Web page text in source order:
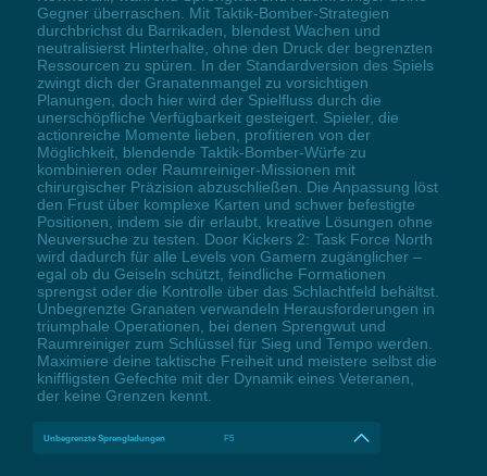
Gegner überraschen. Mit Taktik-Bomber-Strategien
durchbrichst du Barrikaden, blendest Wachen und
neutralisierst Hinterhalte, ohne den Druck der begrenzten
Ressourcen zu spüren. In der Standardversion des Spiels
zwingt dich der Granatenmangel zu vorsichtigen
Planungen, doch hier wird der Spielfluss durch die
unerschöpfliche Verfügbarkeit gesteigert. Spieler, die
actionreiche Momente lieben, profitieren von der
Möglichkeit, blendende Taktik-Bomber-Würfe zu
kombinieren oder Raumreiniger-Missionen mit
chirurgischer Präzision abzuschließen. Die Anpassung löst
den Frust über komplexe Karten und schwer befestigte
Positionen, indem sie dir erlaubt, kreative Lösungen ohne
Neuversuche zu testen. Door Kickers 2: Task Force North
wird dadurch für alle Levels von Gamern zugänglicher –
egal ob du Geiseln schützt, feindliche Formationen
sprengst oder die Kontrolle über das Schlachtfeld behältst.
Unbegrenzte Granaten verwandeln Herausforderungen in
triumphale Operationen, bei denen Sprengwut und
Raumreiniger zum Schlüssel für Sieg und Tempo werden.
Maximiere deine taktische Freiheit und meistere selbst die
kniffligsten Gefechte mit der Dynamik eines Veteranen,
der keine Grenzen kennt.
Unbegrenzte Sprengladungen F5